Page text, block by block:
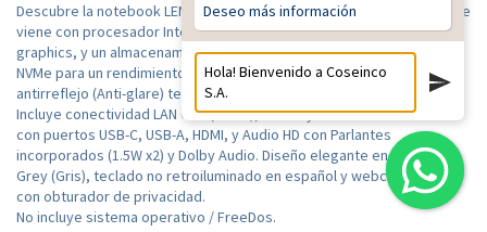
Descubre la notebook LENOVO V15 G4 IRU, una solución poderosa que
viene con procesador Intel Core i5-13420H, Video integrado Intel UHD
graphics, y un almacenamiento de 512GB SSD M.2 2242 PCIe 4.0x4
NVMe para un rendimiento ágil y confiable. Su pantalla FHD de 15.6"
antirreflejo (Anti-glare) te ofrecera una experiencia visual clara.
Incluye conectividad LAN GbE (RJ-45), Wi-Fi 6 y Bluetooth 5.2. Viene
con puertos USB-C, USB-A, HDMI, y Audio HD con Parlantes
incorporados (1.5W x2) y Dolby Audio. Diseño elegante en color Iron
Grey (Gris), teclado no retroiluminado en español y webcam HD 720p
con obturador de privacidad.
No incluye sistema operativo / FreeDos.
Deseo más información